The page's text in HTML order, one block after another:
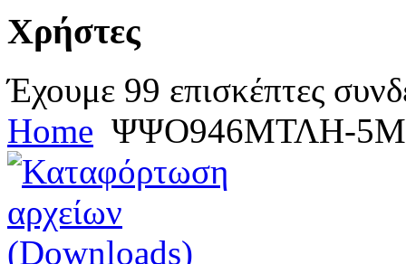
Χρήστες
Έχουμε 99 επισκέπτες
Home ΨΨΟ946ΜΤΛΗ-